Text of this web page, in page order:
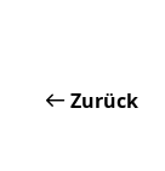
Zurück